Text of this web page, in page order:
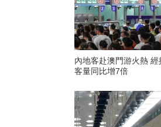
內地客赴澳門游火熱 經拱北口岸今年
客量同比增7倍